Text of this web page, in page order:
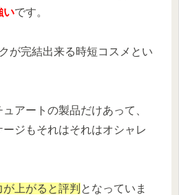
いです。
が完結出来る時短コスメとい
アートの製品だけあって、
ジもそれはそれはオシャレ
上がると評判 となっていま